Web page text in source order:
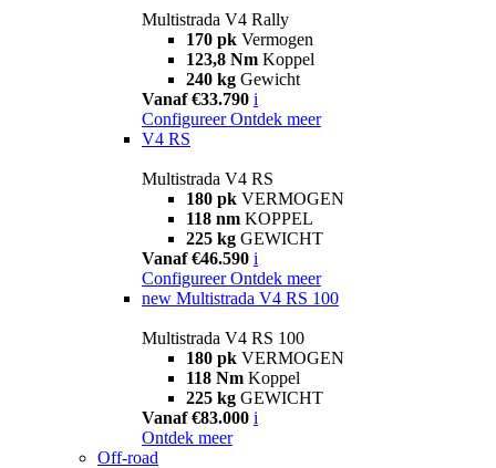
Multistrada V4 Rally
170 pk Vermogen
123,8 Nm Koppel
240 kg Gewicht
Vanaf €33.790 i
Configureer Ontdek meer
V4 RS
Multistrada V4 RS
180 pk VERMOGEN
118 nm KOPPEL
225 kg GEWICHT
Vanaf €46.590 i
Configureer Ontdek meer
new Multistrada V4 RS 100
Multistrada V4 RS 100
180 pk VERMOGEN
118 Nm Koppel
225 kg GEWICHT
Vanaf €83.000 i
Ontdek meer
Off-road